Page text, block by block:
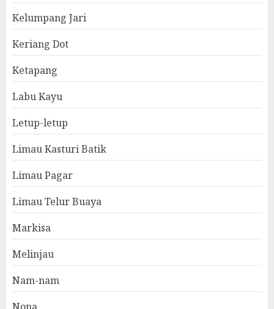
Kelumpang Jari
Keriang Dot
Ketapang
Labu Kayu
Letup-letup
Limau Kasturi Batik
Limau Pagar
Limau Telur Buaya
Markisa
Melinjau
Nam-nam